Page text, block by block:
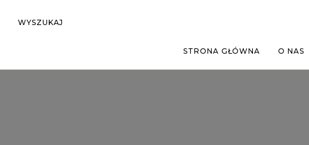
WYSZUKAJ
STRONA GŁÓWNA O NAS